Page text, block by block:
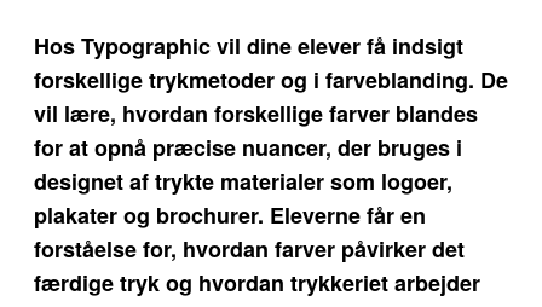
Hos Typographic vil dine elever få indsigt
forskellige trykmetoder og i farveblanding. De
vil lære, hvordan forskellige farver blandes
for at opnå præcise nuancer, der bruges i
designet af trykte materialer som logoer,
plakater og brochurer. Eleverne får en
forståelse for, hvordan farver påvirker det
færdige tryk og hvordan trykkeriet arbejder